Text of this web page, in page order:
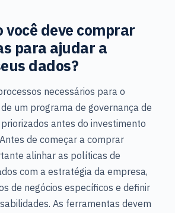
você deve comprar
para ajudar a
dados?
necessários para o
um programa de governança de
antes do investimento
de começar a comprar
alinhar as políticas de
com a estratégia da empresa,
de negócios específicos e definir
As ferramentas devem